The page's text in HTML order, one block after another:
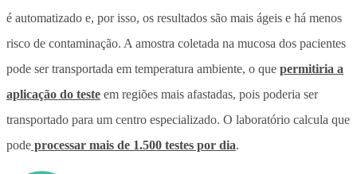
é automatizado e, por isso, os resultados são mais ágeis e há menos
risco de contaminação. A amostra coletada na mucosa dos pacientes
pode ser transportada em temperatura ambiente, o que permitiria a
aplicação do teste em regiões mais afastadas, pois poderia ser
transportado para um centro especializado. O laboratório calcula que
pode processar mais de 1.500 testes por dia.